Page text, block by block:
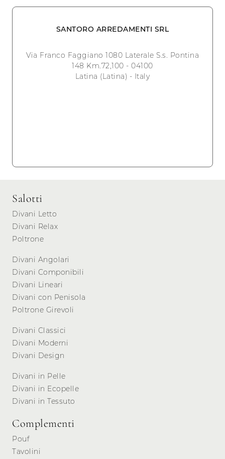
SANTORO ARREDAMENTI SRL
Via Franco Faggiano 1080 Laterale S.s. Pontina
148 Km.72,100 - 04100
Latina (Latina) - Italy
Salotti
Divani Letto
Divani Relax
Poltrone
Divani Angolari
Divani Componibili
Divani Lineari
Divani con Penisola
Poltrone Girevoli
Divani Classici
Divani Moderni
Divani Design
Divani in Pelle
Divani in Ecopelle
Divani in Tessuto
Complementi
Pouf
Tavolini